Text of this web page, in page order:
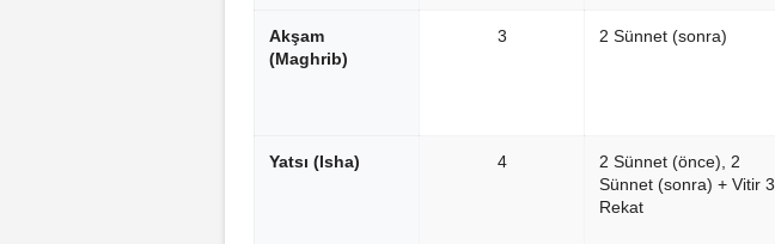
Akşam
(Maghrib)
3 2 Sünnet (sonra)
Yatsı (Isha) 4
2 Sünnet (önce), 2
Sünnet (sonra) + Vitir 3
Rekat